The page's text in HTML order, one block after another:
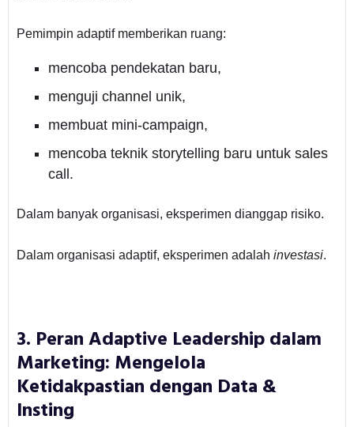
Pemimpin adaptif memberikan ruang:
mencoba pendekatan baru,
menguji channel unik,
membuat mini-campaign,
mencoba teknik storytelling baru untuk sales
call.
Dalam banyak organisasi, eksperimen dianggap risiko.
Dalam organisasi adaptif, eksperimen adalah investasi.
3. Peran Adaptive Leadership dalam
Marketing: Mengelola
Ketidakpastian dengan Data &
Insting